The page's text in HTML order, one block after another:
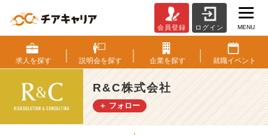
&
C
株
式
会
社
会員登録 ログイン MENU
求人を探す 説明会を探す 企業を探す 就職イベント
R&C株式会社
＋ フォロー